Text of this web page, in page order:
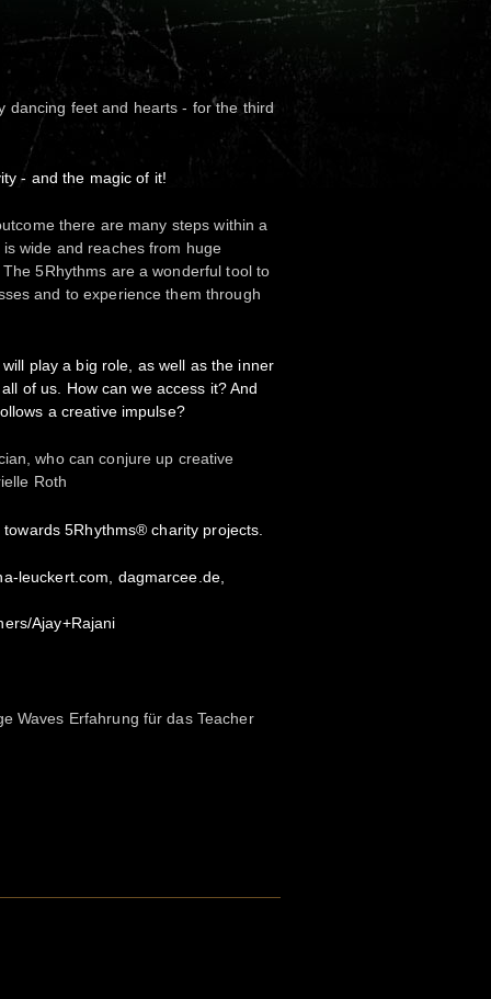
dancing feet and hearts - for the third
- and the magic of it!
there are many steps within a
wide and reaches from huge
5Rhythms are a wonderful tool to
and to experience them through
play a big role, as well as the inner
of us. How can we access it? And
a creative impulse?
who can conjure up creative
Roth
5Rhythms® charity projects.
leuckert.com, dagmarcee.de,
Ajay+Rajani
Waves Erfahrung für das Teacher